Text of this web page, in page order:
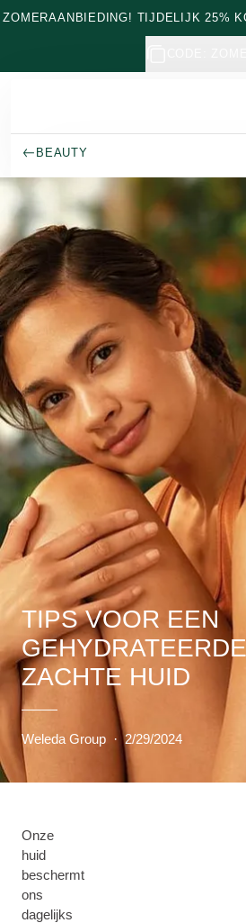
Naar hoofdinhoud gaan
ZOMERAANBIEDING! TIJDELIJK 25%
BEAUTY
TIPS VOOR EEN
ZACHTE HUID
Weleda Group · 2/29/2024
Onze
huid
beschermt
ons
dagelijks